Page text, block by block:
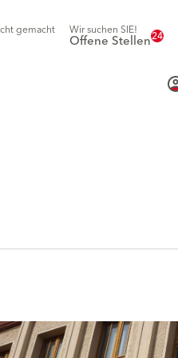
gemacht Wir suchen SIE!
Offene Stellen24